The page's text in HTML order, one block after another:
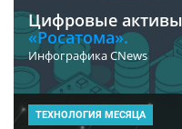
Цифровые активы
«Росатома».
Инфографика CNews
ТЕХНОЛОГИЯ МЕСЯЦА